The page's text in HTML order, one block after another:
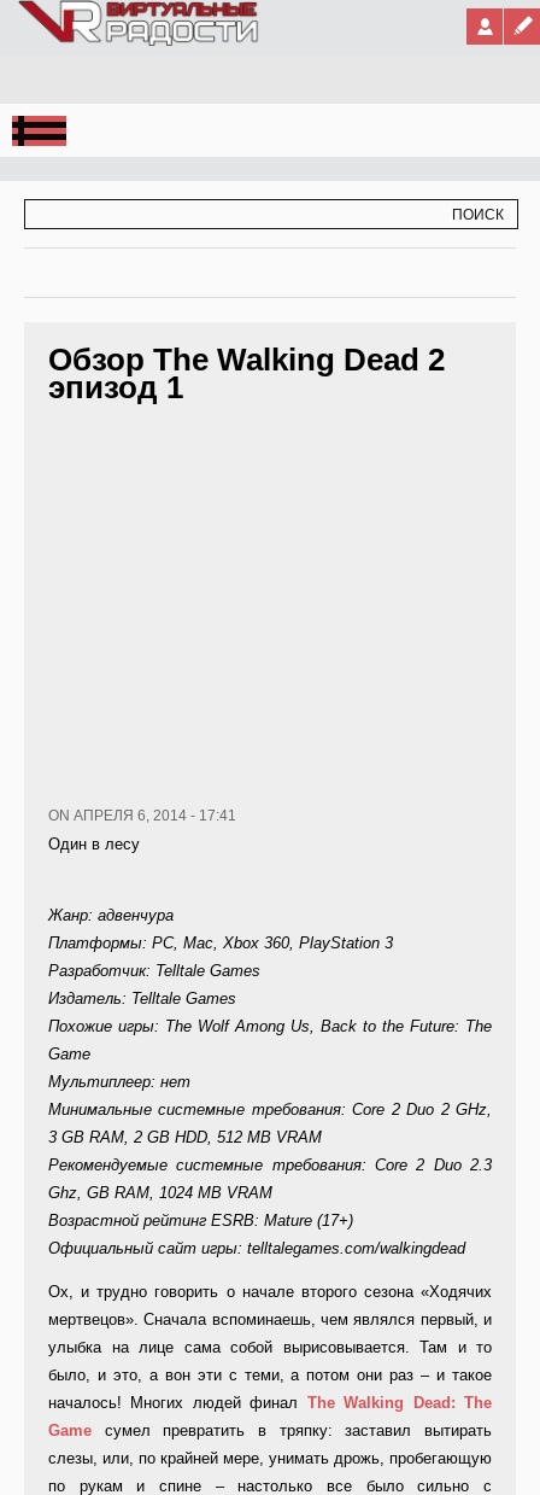
Jump to Navigation
Обзор The Walking Dead 2
эпизод 1
ON АПРЕЛЯ 6, 2014 - 17:41
Один в лесу
Жанр: адвенчура
Платформы: PC, Mac, Xbox 360, PlayStation 3
Разработчик: Telltale Games
Издатель: Telltale Games
Похожие игры: The Wolf Among Us, Back to the Future: The
Game
Мультиплеер: нет
Минимальные системные требования: Core 2 Duo 2 GHz,
3 GB RAM, 2 GB HDD, 512 MB VRAM
Рекомендуемые системные требования: Core 2 Duo 2.3
Ghz, GB RAM, 1024 MB VRAM
Возрастной рейтинг ESRB: Mature (17+)
Официальный сайт игры: telltalegames.com/walkingdead
Ох, и трудно говорить о начале второго сезона «Ходячих
мертвецов». Сначала вспоминаешь, чем являлся первый, и
улыбка на лице сама собой вырисовывается. Там и то
было, и это, а вон эти с теми, а потом они раз – и такое
началось! Многих людей финал The Walking Dead: The
Game сумел превратить в тряпку: заставил вытирать
слезы, или, по крайней мере, унимать дрожь, пробегающую
по рукам и спине – настолько все было сильно с